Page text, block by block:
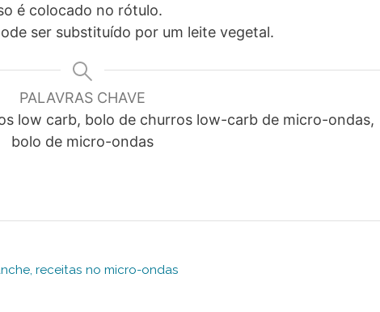
é colocado no rótulo.
ser substituído por um leite vegetal.
PALAVRAS CHAVE
low carb, bolo de churros low-carb de micro-ondas,
bolo de micro-ondas
, receitas no micro-ondas